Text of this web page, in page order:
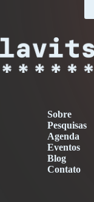
Sobre
Pesquisas
Agenda
Eventos
Blog
Contato